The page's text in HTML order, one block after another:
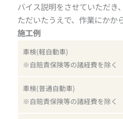
バイス説明をさせていただき
ただいたうえで、作業にかか
施工例
車検(軽自動車)
※自賠責保険等の諸経費を除く
車検(普通自動車)
※自賠責保険等の諸経費を除く